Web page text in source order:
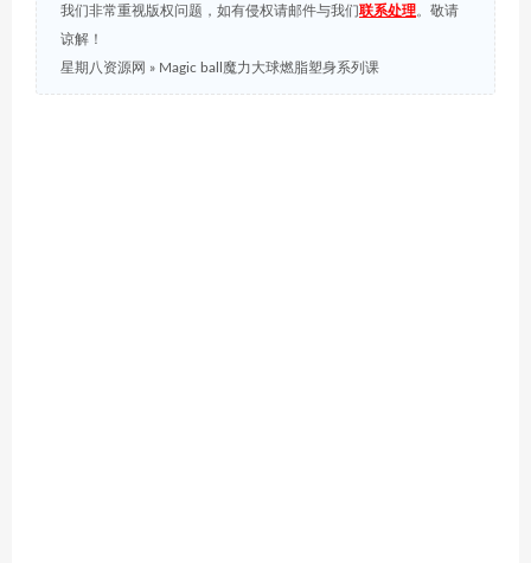
我们非常重视版权问题，如有侵权请邮件与我们联系处理。敬请
谅解！
星期八资源网 » Magic ball魔力大球燃脂塑身系列课